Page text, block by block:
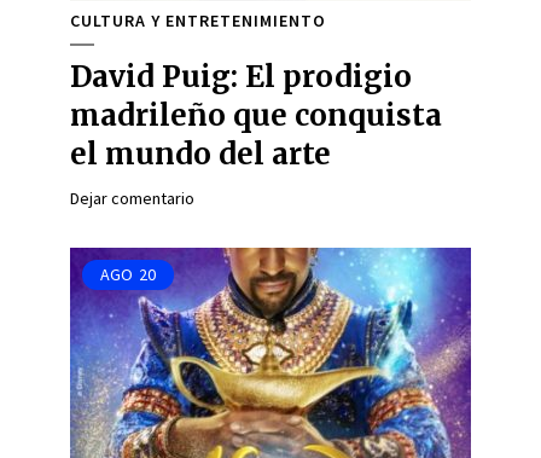
CULTURA Y ENTRETENIMIENTO
David Puig: El prodigio
madrileño que conquista
el mundo del arte
Dejar comentario
AGO 20